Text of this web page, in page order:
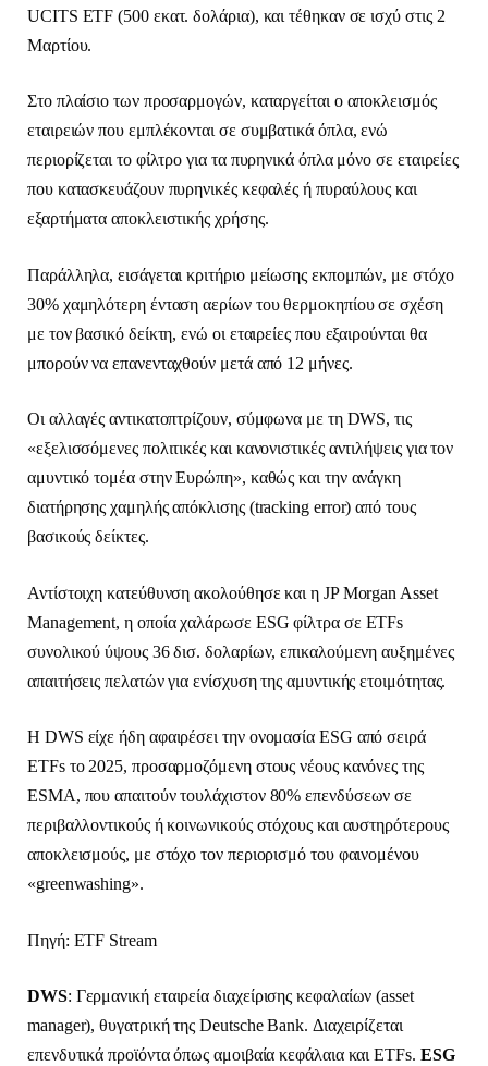
UCITS ETF (500 εκατ. δολάρια), και τέθηκαν σε ισχύ στις 2
Μαρτίου.
Στο πλαίσιο των προσαρμογών, καταργείται ο αποκλεισμός
εταιρειών που εμπλέκονται σε συμβατικά όπλα, ενώ
περιορίζεται το φίλτρο για τα πυρηνικά όπλα μόνο σε εταιρείες
που κατασκευάζουν πυρηνικές κεφαλές ή πυραύλους και
εξαρτήματα αποκλειστικής χρήσης.
Παράλληλα, εισάγεται κριτήριο μείωσης εκπομπών, με στόχο
30% χαμηλότερη ένταση αερίων του θερμοκηπίου σε σχέση
με τον βασικό δείκτη, ενώ οι εταιρείες που εξαιρούνται θα
μπορούν να επανενταχθούν μετά από 12 μήνες.
Οι αλλαγές αντικατοπτρίζουν, σύμφωνα με τη DWS, τις
«εξελισσόμενες πολιτικές και κανονιστικές αντιλήψεις για τον
αμυντικό τομέα στην Ευρώπη», καθώς και την ανάγκη
διατήρησης χαμηλής απόκλισης (tracking error) από τους
βασικούς δείκτες.
Αντίστοιχη κατεύθυνση ακολούθησε και η JP Morgan Asset
Management, η οποία χαλάρωσε ESG φίλτρα σε ETFs
συνολικού ύψους 36 δισ. δολαρίων, επικαλούμενη αυξημένες
απαιτήσεις πελατών για ενίσχυση της αμυντικής ετοιμότητας.
Η DWS είχε ήδη αφαιρέσει την ονομασία ESG από σειρά
ETFs το 2025, προσαρμοζόμενη στους νέους κανόνες της
ESMA, που απαιτούν τουλάχιστον 80% επενδύσεων σε
περιβαλλοντικούς ή κοινωνικούς στόχους και αυστηρότερους
αποκλεισμούς, με στόχο τον περιορισμό του φαινομένου
«greenwashing».
Πηγή: ETF Stream
DWS: Γερμανική εταιρεία διαχείρισης κεφαλαίων (asset
manager), θυγατρική της Deutsche Bank. Διαχειρίζεται
επενδυτικά προϊόντα όπως αμοιβαία κεφάλαια και ETFs. ESG